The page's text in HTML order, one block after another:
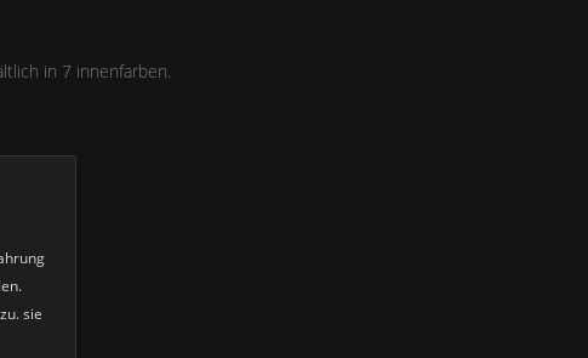
in 7 innenfarben.
sie